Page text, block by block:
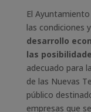
El
las condiciones
desarrollo
las
adecuado para
de las Nuevas
público
empresas que